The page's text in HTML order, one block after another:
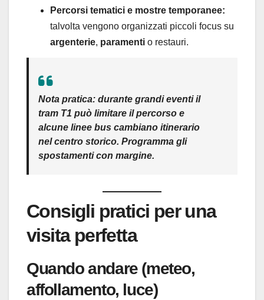
Percorsi tematici e mostre temporanee:
talvolta vengono organizzati piccoli focus su
argenterie, paramenti o restauri.
Nota pratica: durante grandi eventi il
tram T1 può limitare il percorso e
alcune linee bus cambiano itinerario
nel centro storico. Programma gli
spostamenti con margine.
Consigli pratici per una
visita perfetta
Quando andare (meteo,
affollamento, luce)